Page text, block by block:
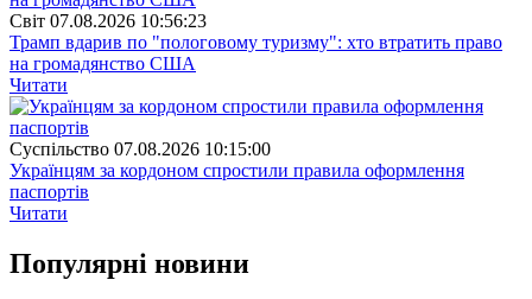
Свiт 07.08.2026 10:56:23
Трамп вдарив по "пологовому туризму": хто втратить право
на громадянство США
Читати
Суспiльство 07.08.2026 10:15:00
Українцям за кордоном спростили правила оформлення
паспортів
Читати
Популярнi новини